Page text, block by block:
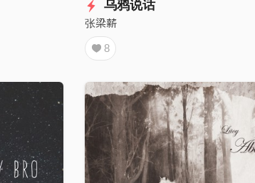
乌鸦说话
张梁薪
8